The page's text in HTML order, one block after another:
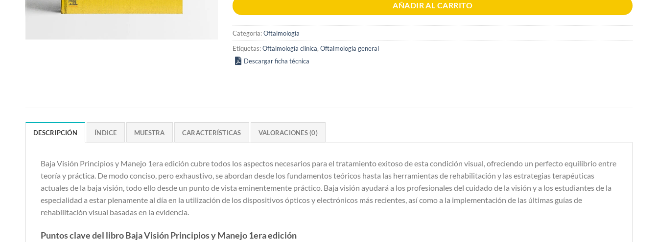
AÑADIR AL CARRITO
Categoría:Oftalmología
Etiquetas:Oftalmología clínica,Oftalmología general
Descargar ficha técnica
DESCRIPCIÓN ÍNDICE MUESTRA CARACTERÍSTICAS VALORACIONES (0)
Baja Visión Principios y Manejo 1era edición cubre todos los aspectos necesarios para el tratamiento exitoso de esta condición visual, ofreciendo un perfecto equilibrio entre
teoría y práctica. De modo conciso, pero exhaustivo, se abordan desde los fundamentos teóricos hasta las herramientas de rehabilitación y las estrategias terapéuticas
actuales de la baja visión, todo ello desde un punto de vista eminentemente práctico. Baja visión ayudará a los profesionales del cuidado de la visión y a los estudiantes de la
especialidad a estar plenamente al día en la utilización de los dispositivos ópticos y electrónicos más recientes, así como a la implementación de las últimas guías de
rehabilitación visual basadas en la evidencia.
Puntos clave del libro Baja Visión Principios y Manejo 1era edición